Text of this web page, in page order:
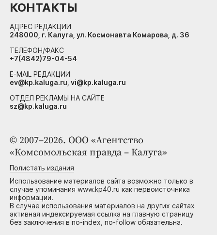
© 2007–2026. ООО «Агентство
«Комсомольская правда – Калуга»
Полистать издания
Использование материалов сайта возможно только в
случае упоминания www.kp40.ru как первоисточника
информации.
В случае использования материалов на других сайтах
активная индексируемая ссылка на главную страницу
без заключения в no-index, no-follow обязательна.
КОНТАКТЫ
АДРЕС РЕДАКЦИИ
248000, г. Калуга, ул. Космонавта Комарова, д. 36
ТЕЛЕФОН/ФАКС
+7(4842)79-04-54
E-MAIL РЕДАКЦИИ
ev@kp.kaluga.ru, vi@kp.kaluga.ru
ОТДЕЛ РЕКЛАМЫ НА САЙТЕ
sz@kp.kaluga.ru